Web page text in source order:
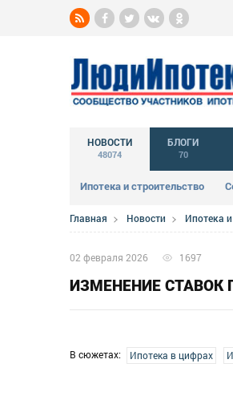
НОВОСТИ
48074
Ипотека и строительство
БЛОГИ
70
Главная Новости Ипотека
02 февраля 2026 1697
ИЗМЕНЕНИЕ СТАВОК
В сюжетах: Ипотека в цифрах